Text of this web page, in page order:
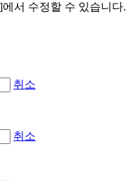
서 수정할 수 있습니다.
취소
취소